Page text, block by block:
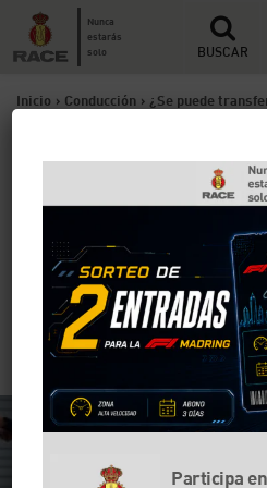
Nunca
estarás
solo
BUSCAR
Inicio > Conducción > ¿Se puede
coche sin ITV?
Cambiar la titularidad de un
sencillo para el que es
presentar una serie de
muchos dudan acerca de si
tener la ITV en regla. Aquí te
Participa